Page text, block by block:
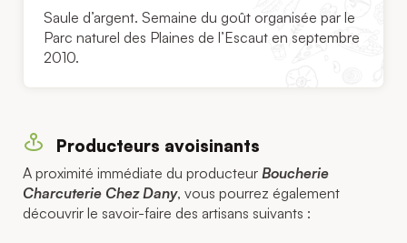
Saule d’argent. Semaine du goût organisée par le
Parc naturel des Plaines de l’Escaut en septembre
2010.
Producteurs avoisinants
A proximité immédiate du producteur Boucherie
Charcuterie Chez Dany, vous pourrez également
découvrir le savoir-faire des artisans suivants :